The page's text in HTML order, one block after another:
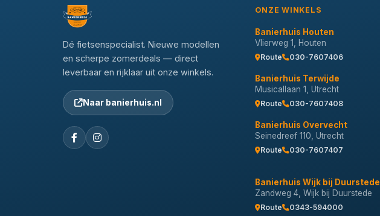
Dé fietsenspecialist. Nieuwe modellen
en scherpe zomerdeals — direct
leverbaar en rijklaar uit onze winkels.
Naar banierhuis.nl
ONZE WINKELS
Banierhuis Houten
Vlierweg 1, Houten
Route 030-7607406
Banierhuis Terwijde
Musicallaan 1, Utrecht
Route 030-7607408
Banierhuis Overvecht
Seinedreef 110, Utrecht
Route 030-7607407
Banierhuis Wijk bij Duurstede
Zandweg 4, Wijk bij Duurstede
Route 0343-594000